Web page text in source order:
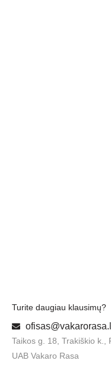
Turite daugiau klausimų?
Taikos g. 18, Trakiškio k.,
UAB Vakaro Rasa